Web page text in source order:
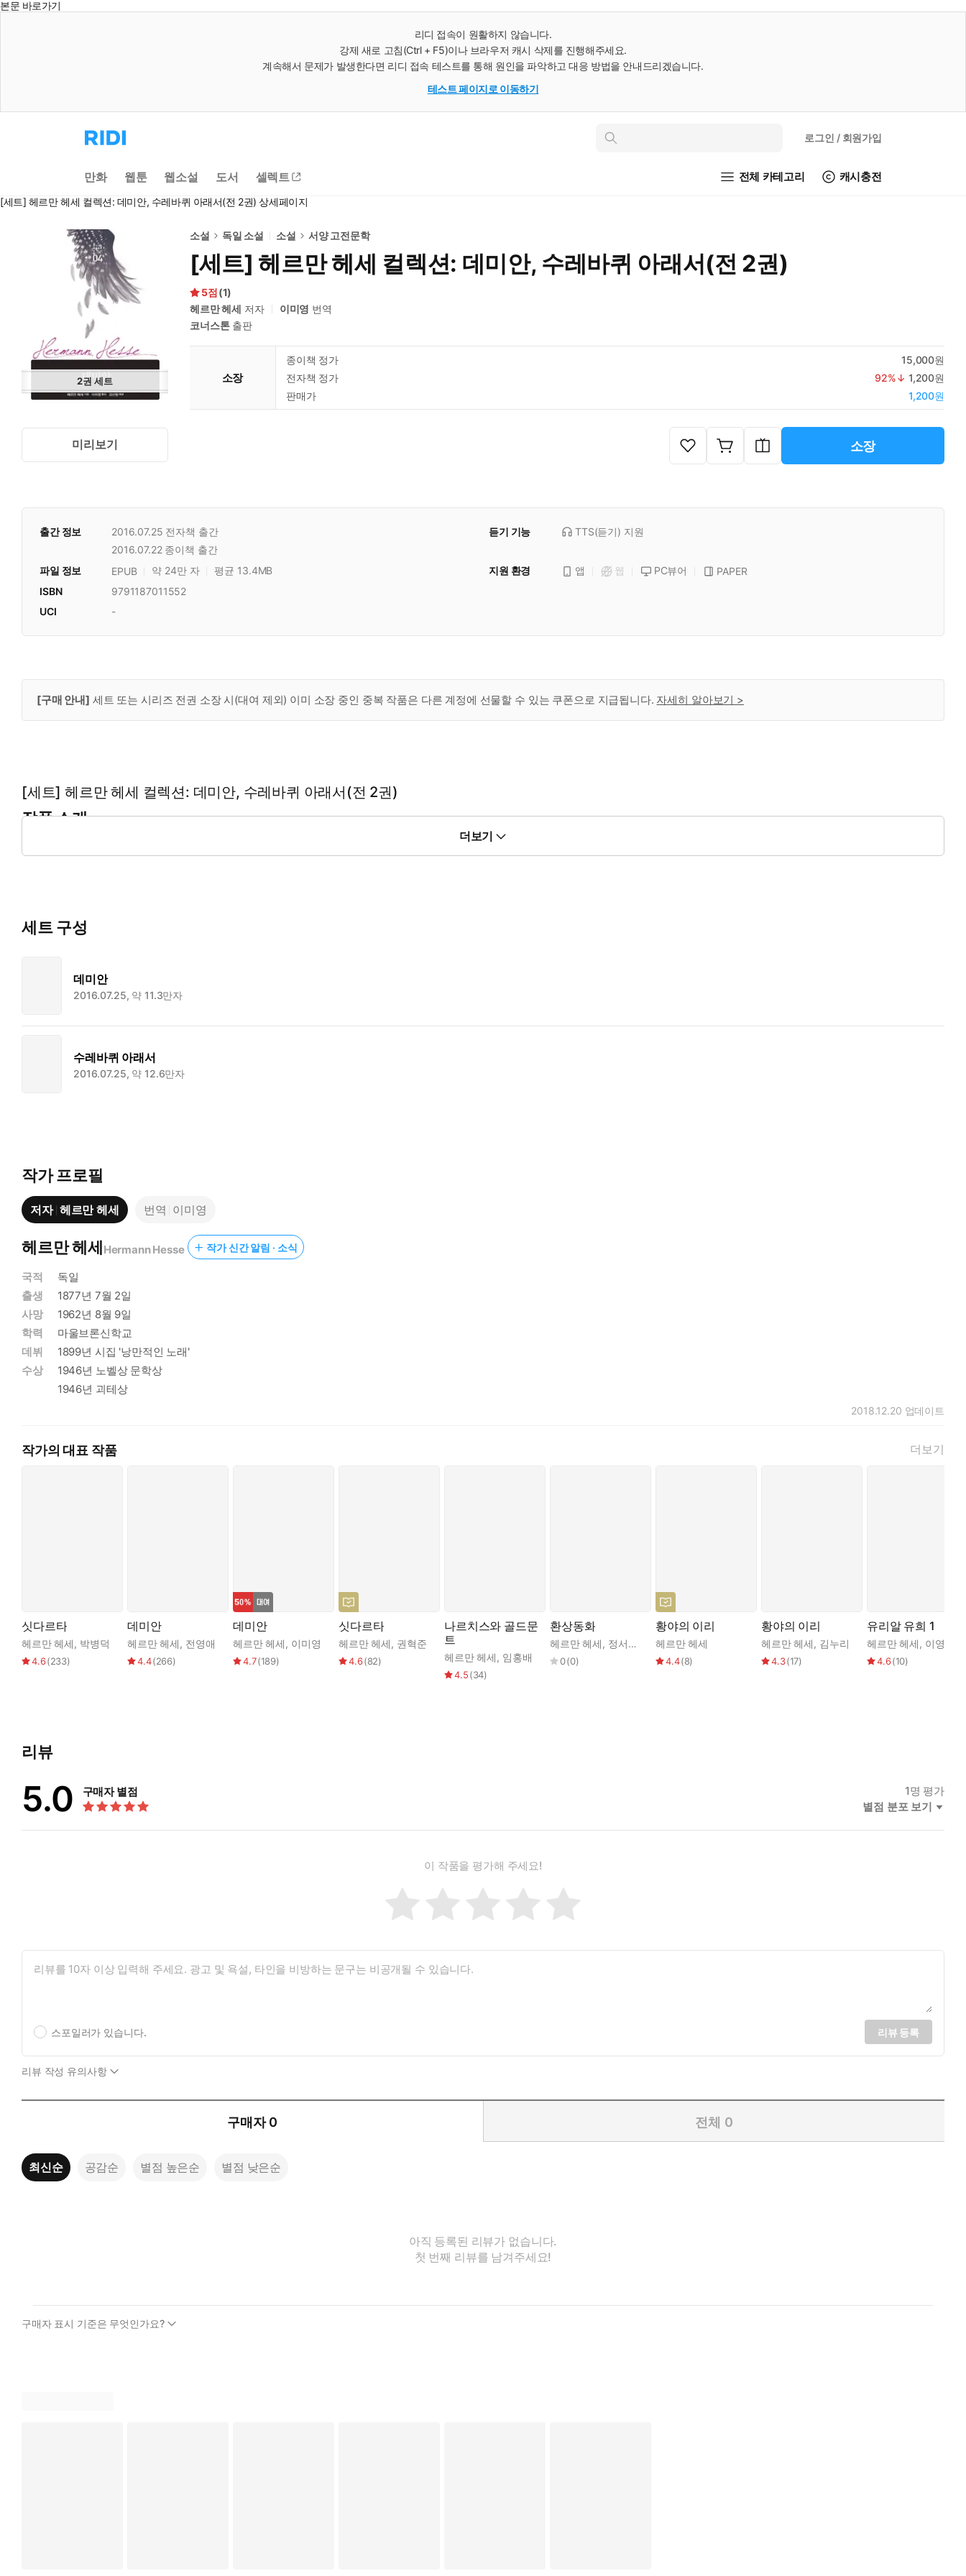
본문 바로가기
리디 접속이 원활하지 않습니다.
강제 새로 고침(Ctrl + F5)이나 브라우저 캐시 삭제를 진행해주세요.
계속해서 문제가 발생한다면 리디 접속 테스트를 통해 원인을 파악하고 대응 방법을 안내드리겠습니다.
테스트 페이지로 이동하기
리
디
으
로
동
인
로그인 / 회원가입
만화 웹툰 웹소설 도서 셀렉트 전체 카테고리 캐시충전
[세트] 헤르만 헤세 컬렉션: 데미안, 수레바퀴 아래서(전 2권) 상세페이지
2권 세트
미리보기
소설 독일 소설 소설 서양 고전문학
[세트] 헤르만 헤세 컬렉션: 데미안, 수레바퀴 아래서(전 2권)
5 (1)
헤르만 헤세 저자 이미영 번역
코너스톤출판
소장
종이책 정가
15,000원
전자책 정가
92%↓ 1,200원
판매가
1,200원
소장
출간 정보 2016.07.25 전자책 출간
2016.07.22 종이책 출간
듣기 기능 TTS(듣기) 지원
파일 정보 EPUB 약 24만 자 평균 13.4MB 지원 환경 앱 웹 PC뷰어
PAPER
ISBN
9791187011552
UCI
-
[구매 안내] 세트 또는 시리즈 전권 소장 시(대여 제외) 이미 소장 중인 중복 작품은 다른 계정에 선물할 수 있는 쿠폰으로 지급됩니다. 자세히 알아보기 >
[세트] 헤르만 헤세 컬렉션: 데미안, 수레바퀴 아래서(전 2권)
작품 소개
더보기
세트 구성
데미안
2016.07.25, 약 11.3만자
수레바퀴 아래서
2016.07.25, 약 12.6만자
작가 프로필
저자 헤르만 헤세 번역 이미영
헤르만 헤세 Hermann Hesse 작가 신간 알림 · 소식
국적
독일
출생
1877년 7월 2일
사망
1962년 8월 9일
학력
마울브론신학교
데뷔
1899년 시집 '낭만적인 노래'
수상
1946년 노벨상 문학상
1946년 괴테상
2018.12.20 업데이트
작가의 대표 작품 더보기
싯다르타
헤르만 헤세, 박병덕
4.6(233)
데미안
헤르만 헤세, 전영애
4.4(266)
데미안
헤르만 헤세, 이미영
4.7(189)
싯다르타
헤르만 헤세, 권혁준
4.6(82)
나르치스와 골드문
트
헤르만 헤세, 임홍배
4.5(34)
환상동화
헤르만 헤세, 정서웅 윤예령
0(0)
황야의 이리
헤르만 헤세
4.4(8)
황야의 이리
헤르만 헤세, 김누리
4.3(17)
유리알 유희 1
헤르만 헤세, 이영임
4.6(10)
리뷰
5.0 구매자 별점 1명 평가
별점 분포 보기
이 작품을 평가해 주세요!
스포일러가 있습니다. 리뷰 등록
리뷰 작성 유의사항
구매자 0 전체 0
최신순 공감순 별점 높은순 별점 낮은순
아직 등록된 리뷰가 없습니다.
첫 번째 리뷰를 남겨주세요!
구매자 표시 기준은 무엇인가요?